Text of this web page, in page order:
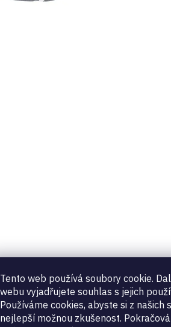
Tento web používá soubory cookie.
webu vyjadřujete souhlas s jejich
Používáme cookies, abyste si z našich
nejlepší možnou zkušenost.
wykonane z tkaniny o
800N, ponieważ certyfikacja jest